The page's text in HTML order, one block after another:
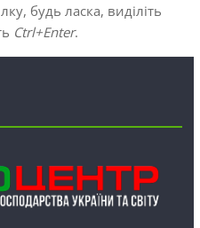
будь ласка, виділіть
Ctrl+Enter.